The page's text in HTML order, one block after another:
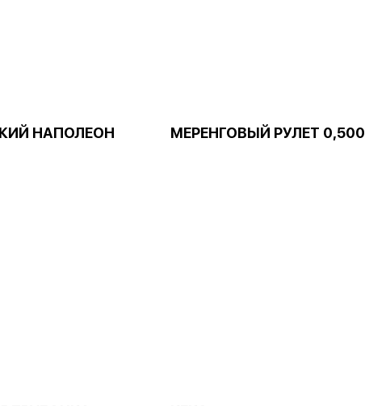
НАПОЛЕОН
МЕРЕНГОВЫЙ РУЛЕТ 0,500